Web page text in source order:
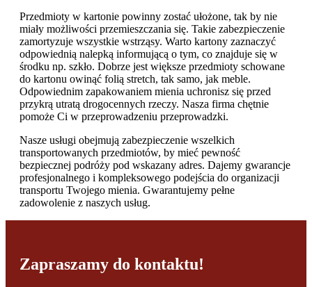
Przedmioty w kartonie powinny zostać ułożone, tak by nie
miały możliwości przemieszczania się. Takie zabezpieczenie
zamortyzuje wszystkie wstrząsy. Warto kartony zaznaczyć
odpowiednią nalepką informującą o tym, co znajduje się w
środku np. szkło. Dobrze jest większe przedmioty schowane
do kartonu owinąć folią stretch, tak samo, jak meble.
Odpowiednim zapakowaniem mienia uchronisz się przed
przykrą utratą drogocennych rzeczy. Nasza firma chętnie
pomoże Ci w przeprowadzeniu przeprowadzki.
Nasze usługi obejmują zabezpieczenie wszelkich
transportowanych przedmiotów, by mieć pewność
bezpiecznej podróży pod wskazany adres. Dajemy gwarancje
profesjonalnego i kompleksowego podejścia do organizacji
transportu Twojego mienia. Gwarantujemy pełne
zadowolenie z naszych usług.
Zapraszamy do kontaktu!